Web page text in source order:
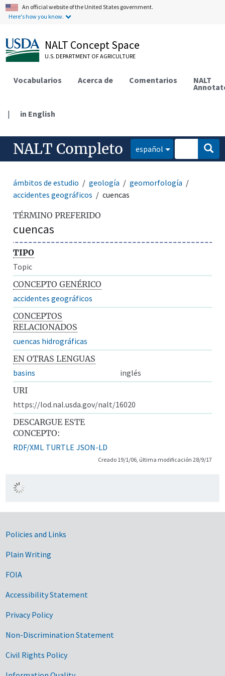
An official website of the United States government.
Here's how you know.
NALT Concept Space
U.S. DEPARTMENT OF AGRICULTURE
Vocabularios Acerca de Comentarios NALT
| in English
NALT Completo español
ámbitos de estudio geología
geomorfología
accidentes geográficos
cuencas
TÉRMINO PREFERIDO
cuencas
TIPO
Topic
CONCEPTO GENÉRICO
accidentes geográficos
CONCEPTOS
RELACIONADOS
cuencas hidrográficas
EN OTRAS LENGUAS
basins
inglés
URI
https://lod.nal.usda.gov/nalt/16020
DESCARGUE ESTE
CONCEPTO:
RDF/XML TURTLE JSON-LD
Creado 19/1/06, última modificación 28/9/17
Government Links
Policies and Links
Plain Writing
FOIA
Accessibility Statement
Privacy Policy
Non-Discrimination Statement
Civil Rights Policy